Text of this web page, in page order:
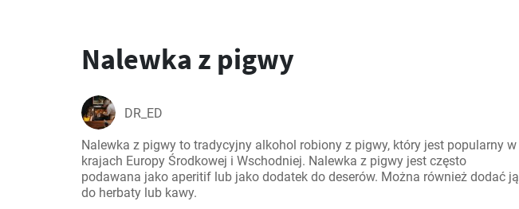
Nalewka z pigwy
DR_ED
Nalewka z pigwy to tradycyjny alkohol robiony z pigwy, który jest popularny w
krajach Europy Środkowej i Wschodniej. Nalewka z pigwy jest często
podawana jako aperitif lub jako dodatek do deserów. Można również dodać ją
do herbaty lub kawy.